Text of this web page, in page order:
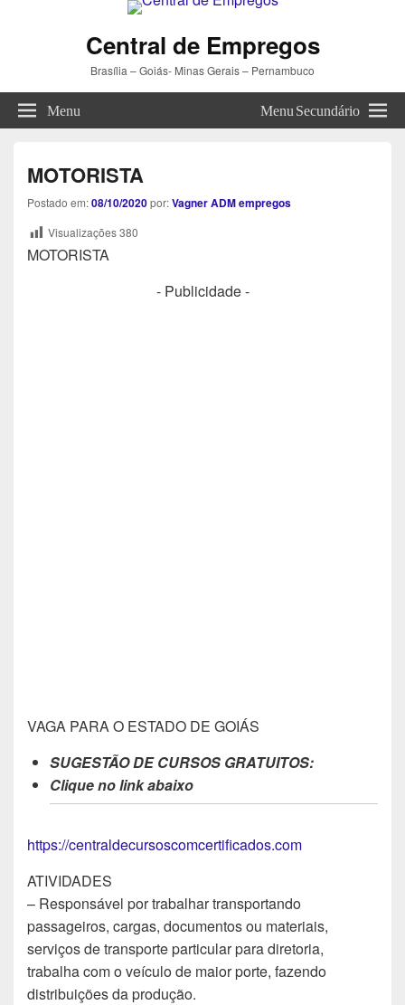
Central de Empregos
Brasília – Goiás- Minas Gerais – Pernambuco
Menu Menu Secundário
MOTORISTA
Postado em:08/10/2020por:Vagner ADM empregos
Visualizações380
MOTORISTA
- Publicidade -
VAGA PARA O ESTADO DE GOIÁS
SUGESTÃO DE CURSOS GRATUITOS:
Clique no link abaixo
https://centraldecursoscomcertificados.com
ATIVIDADES
– Responsável por trabalhar transportando
passageiros, cargas, documentos ou materiais,
serviços de transporte particular para diretoria,
trabalha com o veículo de maior porte, fazendo
distribuições da produção.